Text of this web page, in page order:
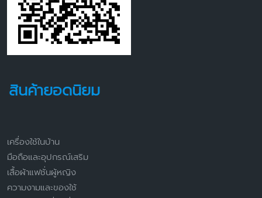
สินค้ายอดนิยม
เครื่องใช้ในบ้าน
มือถือและอุปกรณ์เสริม
เสื้อผ้าแฟชั่นผู้หญิง
ความงามและของใช้